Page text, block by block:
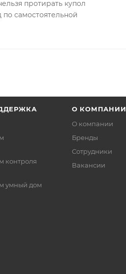
протирать купол
самостоятельной
контроля
умный дом
О КОМПАНИИ
О компании
Бренды
Сотрудники
Вакансии